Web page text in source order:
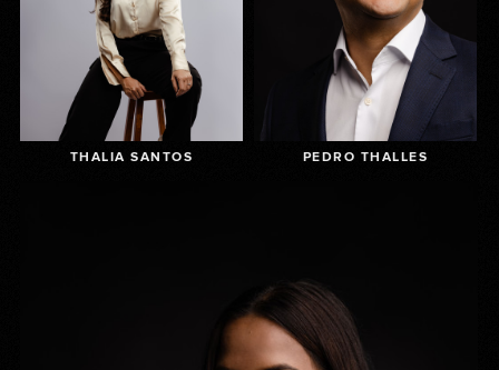
THALIA SANTOS PEDRO THALLES